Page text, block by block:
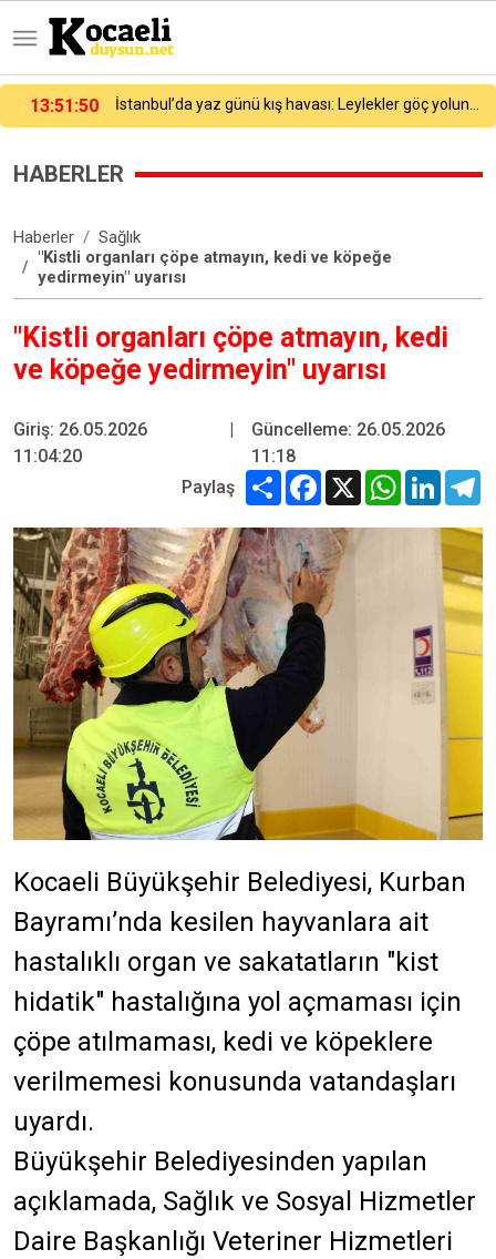
14:08:50 Beşiktaş, Hradec Kralove maçı hazırlıklarına başladı
HABERLER
Haberler
Sağlık
"Kistli organları çöpe atmayın, kedi ve köpeğe
yedirmeyin" uyarısı
"Kistli organları çöpe atmayın, kedi
ve köpeğe yedirmeyin" uyarısı
Giriş: 26.05.2026
11:04:20
|
Güncelleme: 26.05.2026
11:18
Paylaş
Share Facebook
X WhatsApp
Kocaeli Büyükşehir Belediyesi, Kurban
Bayramı’nda kesilen hayvanlara ait
hastalıklı organ ve sakatatların "kist
hidatik" hastalığına yol açmaması için
çöpe atılmaması, kedi ve köpeklere
verilmemesi konusunda vatandaşları
uyardı.
Büyükşehir Belediyesinden yapılan
açıklamada, Sağlık ve Sosyal Hizmetler
Daire Başkanlığı Veteriner Hizmetleri